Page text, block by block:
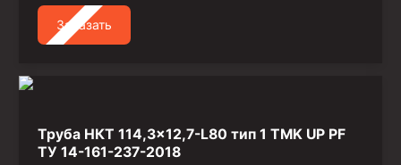
Заказать
Труба НКТ 114,3×12,7-L80 тип 1 TMK UP PF
ТУ 14-161-237-2018